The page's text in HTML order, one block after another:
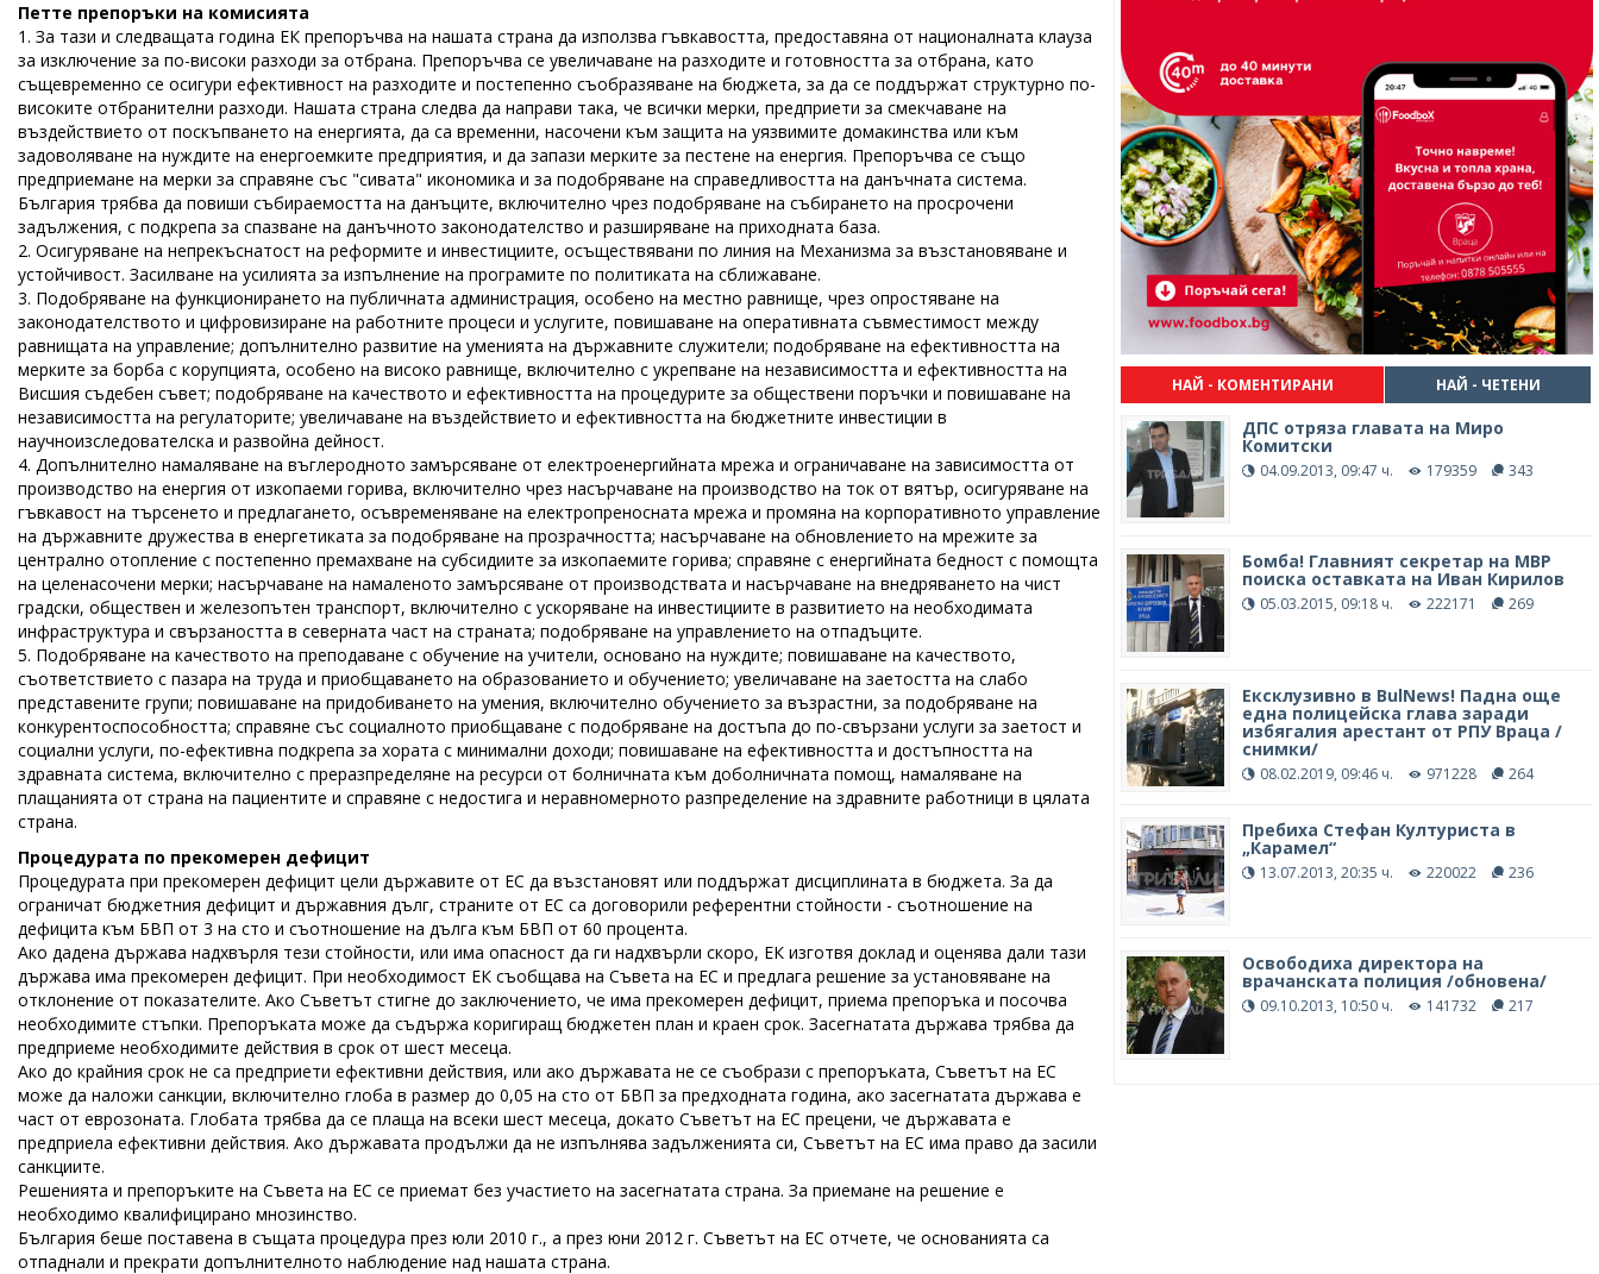
Петте препоръки на комисията
1. За тази и следващата година ЕК препоръчва на нашата страна да използва гъвкавостта, предоставяна от националната клауза
за изключение за по-високи разходи за отбрана. Препоръчва се увеличаване на разходите и готовността за отбрана, като
същевременно се осигури ефективност на разходите и постепенно съобразяване на бюджета, за да се поддържат структурно по-
високите отбранителни разходи. Нашата страна следва да направи така, че всички мерки, предприети за смекчаване на
въздействието от поскъпването на енергията, да са временни, насочени към защита на уязвимите домакинства или към
задоволяване на нуждите на енергоемките предприятия, и да запази мерките за пестене на енергия. Препоръчва се също
предприемане на мерки за справяне със "сивата" икономика и за подобряване на справедливостта на данъчната система.
България трябва да повиши събираемостта на данъците, включително чрез подобряване на събирането на просрочени
задължения, с подкрепа за спазване на данъчното законодателство и разширяване на приходната база.
2. Осигуряване на непрекъснатост на реформите и инвестициите, осъществявани по линия на Механизма за възстановяване и
устойчивост. Засилване на усилията за изпълнение на програмите по политиката на сближаване.
3. Подобряване на функционирането на публичната администрация, особено на местно равнище, чрез опростяване на
законодателството и цифровизиране на работните процеси и услугите, повишаване на оперативната съвместимост между
равнищата на управление; допълнително развитие на уменията на държавните служители; подобряване на ефективността на
мерките за борба с корупцията, особено на високо равнище, включително с укрепване на независимостта и ефективността на
Висшия съдебен съвет; подобряване на качеството и ефективността на процедурите за обществени поръчки и повишаване на
независимостта на регулаторите; увеличаване на въздействието и ефективността на бюджетните инвестиции в
научноизследователска и развойна дейност.
4. Допълнително намаляване на въглеродното замърсяване от електроенергийната мрежа и ограничаване на зависимостта от
производство на енергия от изкопаеми горива, включително чрез насърчаване на производство на ток от вятър, осигуряване на
гъвкавост на търсенето и предлагането, осъвременяване на електропреносната мрежа и промяна на корпоративното управление
на държавните дружества в енергетиката за подобряване на прозрачността; насърчаване на обновлението на мрежите за
централно отопление с постепенно премахване на субсидиите за изкопаемите горива; справяне с енергийната бедност с помощта
на целенасочени мерки; насърчаване на намаленото замърсяване от производствата и насърчаване на внедряването на чист
градски, обществен и железопътен транспорт, включително с ускоряване на инвестициите в развитието на необходимата
инфраструктура и свързаността в северната част на страната; подобряване на управлението на отпадъците.
5. Подобряване на качеството на преподаване с обучение на учители, основано на нуждите; повишаване на качеството,
съответствието с пазара на труда и приобщаването на образованието и обучението; увеличаване на заетостта на слабо
представените групи; повишаване на придобиването на умения, включително обучението за възрастни, за подобряване на
конкурентоспособността; справяне със социалното приобщаване с подобряване на достъпа до по-свързани услуги за заетост и
социални услуги, по-ефективна подкрепа за хората с минимални доходи; повишаване на ефективността и достъпността на
здравната система, включително с преразпределяне на ресурси от болничната към доболничната помощ, намаляване на
плащанията от страна на пациентите и справяне с недостига и неравномерното разпределение на здравните работници в цялата
страна.
Процедурата по прекомерен дефицит
Процедурата при прекомерен дефицит цели държавите от ЕС да възстановят или поддържат дисциплината в бюджета. За да
ограничат бюджетния дефицит и държавния дълг, страните от ЕС са договорили референтни стойности - съотношение на
дефицита към БВП от 3 на сто и съотношение на дълга към БВП от 60 процента.
Ако дадена държава надхвърля тези стойности, или има опасност да ги надхвърли скоро, ЕК изготвя доклад и оценява дали тази
държава има прекомерен дефицит. При необходимост ЕК съобщава на Съвета на ЕС и предлага решение за установяване на
отклонение от показателите. Ако Съветът стигне до заключението, че има прекомерен дефицит, приема препоръка и посочва
необходимите стъпки. Препоръката може да съдържа коригиращ бюджетен план и краен срок. Засегнатата държава трябва да
предприеме необходимите действия в срок от шест месеца.
Ако до крайния срок не са предприети ефективни действия, или ако държавата не се съобрази с препоръката, Съветът на ЕС
може да наложи санкции, включително глоба в размер до 0,05 на сто от БВП за предходната година, ако засегнатата държава е
част от еврозоната. Глобата трябва да се плаща на всеки шест месеца, докато Съветът на ЕС прецени, че държавата е
предприела ефективни действия. Ако държавата продължи да не изпълнява задълженията си, Съветът на ЕС има право да засили
санкциите.
Решенията и препоръките на Съвета на ЕС се приемат без участието на засегнатата страна. За приемане на решение е
необходимо квалифицирано мнозинство.
България беше поставена в същата процедура през юли 2010 г., а през юни 2012 г. Съветът на ЕС отчете, че основанията са
отпаднали и прекрати допълнителното наблюдение над нашата страна.
НАЙ - КОМЕНТИРАНИ НАЙ - ЧЕТЕНИ
ДПС отряза главата на Миро
Комитски
04.09.2013, 09:47 ч. 179359 343
Бомба! Главният секретар на МВР
поиска оставката на Иван Кирилов
05.03.2015, 09:18 ч. 222171 269
Ексклузивно в BulNews! Падна още
една полицейска глава заради
избягалия арестант от РПУ Враца /
снимки/
08.02.2019, 09:46 ч. 971228 264
Пребиха Стефан Културиста в
„Карамел“
13.07.2013, 20:35 ч. 220022 236
Освободиха директора на
врачанската полиция /обновена/
09.10.2013, 10:50 ч. 141732 217